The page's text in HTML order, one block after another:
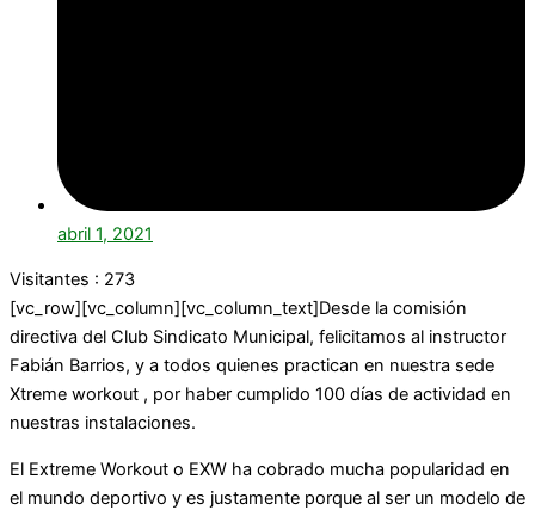
abril 1, 2021
Visitantes : 273
[vc_row][vc_column][vc_column_text]Desde la comisión
directiva del Club Sindicato Municipal, felicitamos al instructor
Fabián Barrios, y a todos quienes practican en nuestra sede
Xtreme workout , por haber cumplido 100 días de actividad en
nuestras instalaciones.
El Extreme Workout o EXW ha cobrado mucha popularidad en
el mundo deportivo y es justamente porque al ser un modelo de